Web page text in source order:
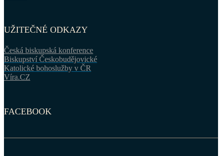
UŽITEČNÉ ODKAZY
Česká biskupská konference
Biskupství Českobudějovické
Katolické bohoslužby v ČR
Víra.CZ
FACEBOOK